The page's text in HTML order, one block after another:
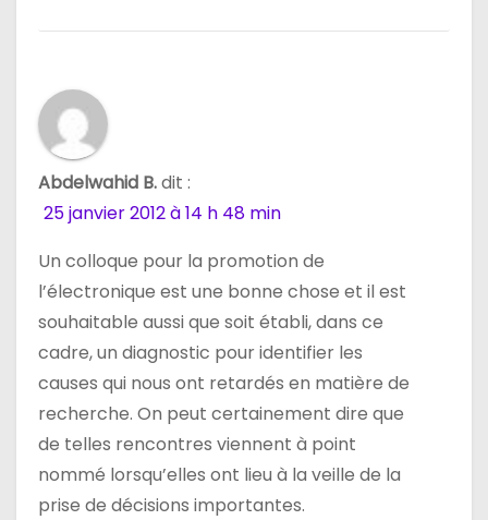
Abdelwahid B.dit :
25 janvier 2012 à 14 h 48 min
Un colloque pour la promotion de
l’électronique est une bonne chose et il est
souhaitable aussi que soit établi, dans ce
cadre, un diagnostic pour identifier les
causes qui nous ont retardés en matière de
recherche. On peut certainement dire que
de telles rencontres viennent à point
nommé lorsqu’elles ont lieu à la veille de la
prise de décisions importantes.